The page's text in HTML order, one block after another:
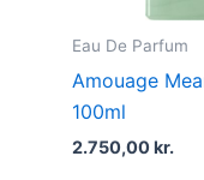
Eau De Parfum
Amouage
100ml
2.750,00kr.